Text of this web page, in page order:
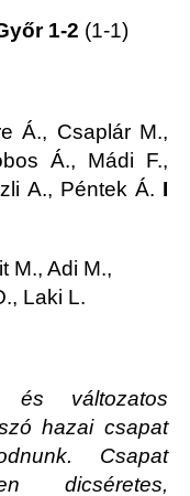
1-2 (1-1)
Á., Csaplár M.,
Á., Mádi F.,
A., Péntek Á. I
M., Adi M.,
Laki L.
és változatos
hazai csapat
Csapat
dicséretes,